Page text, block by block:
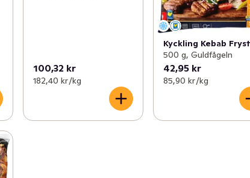
100,32 kr
182,40 kr /kg
Kyckling Kebab Fryst
500 g, Guldfågeln
42,95 kr
85,90 kr /kg